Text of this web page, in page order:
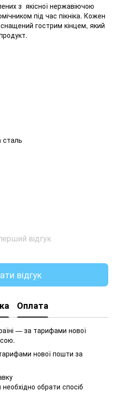
з якісної нержавіючою
під час пікніка. Кожен
гострим кінцем, який
сталь
відгук
відгук
Оплата
— за тарифами нової
нової пошти за
обрати спосіб